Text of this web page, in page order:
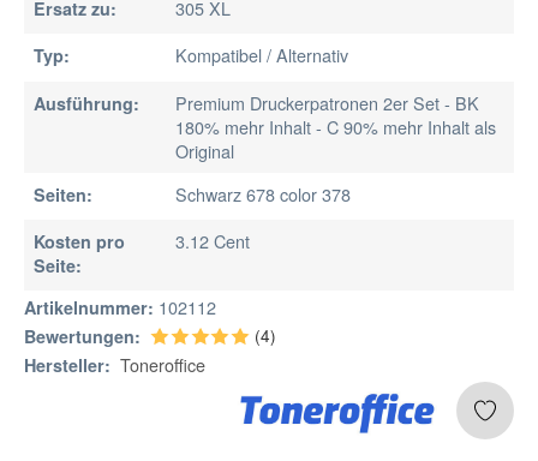
Ersatz zu: 305 XL
Typ: Kompatibel / Alternativ
Ausführung:
Premium Druckerpatronen 2er Set - BK
180% mehr Inhalt - C 90% mehr Inhalt als
Original
Seiten: Schwarz 678 color 378
Kosten pro
Seite:
3.12 Cent
Artikelnummer: 102112
Bewertungen:
(4)
Hersteller: Toneroffice